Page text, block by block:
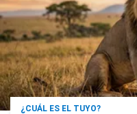
¿CUÁL ES EL TUYO?